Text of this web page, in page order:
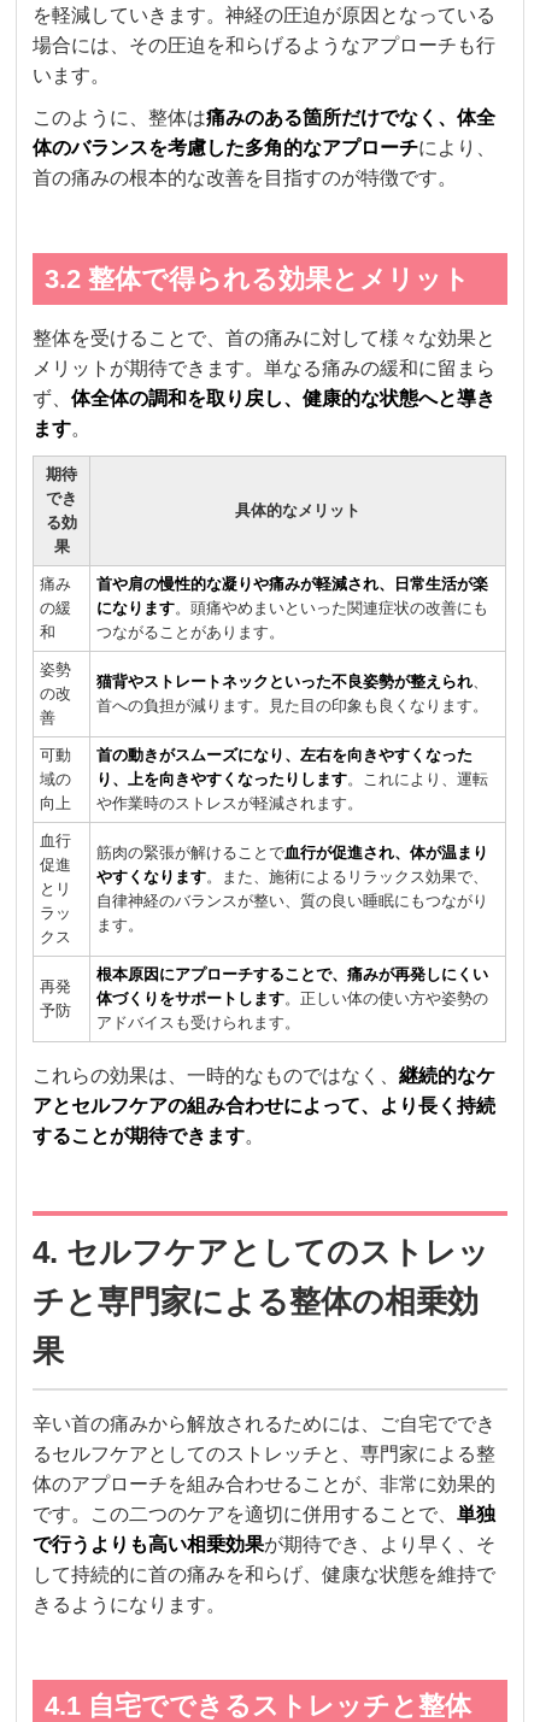
を軽減していきます。神経の圧迫が原因となっている
場合には、その圧迫を和らげるようなアプローチも行
います。
このように、整体は痛みのある箇所だけでなく、体全
体のバランスを考慮した多角的なアプローチにより、
首の痛みの根本的な改善を目指すのが特徴です。
3.2 整体で得られる効果とメリット
整体を受けることで、首の痛みに対して様々な効果と
メリットが期待できます。単なる痛みの緩和に留まら
ず、体全体の調和を取り戻し、健康的な状態へと導き
ます。
期待
でき
る効
果
具体的なメリット
痛み
の緩
和
首や肩の慢性的な凝りや痛みが軽減され、日常生活が楽
になります。頭痛やめまいといった関連症状の改善にも
つながることがあります。
姿勢
の改
善
猫背やストレートネックといった不良姿勢が整えられ
首への負担が減ります。見た目の印象も良くなります。
可動
域の
向上
首の動きがスムーズになり、左右を向きやすくなった
り、上を向きやすくなったりします。これにより、運転
や作業時のストレスが軽減されます。
血行
促進
とリ
ラッ
クス
筋肉の緊張が解けることで血行が促進され、体が温まり
やすくなります。また、施術によるリラックス効果で、
自律神経のバランスが整い、質の良い睡眠にもつながり
ます。
再発
予防
根本原因にアプローチすることで、痛みが再発しにくい
体づくりをサポートします。正しい体の使い方や姿勢の
アドバイスも受けられます。
これらの効果は、一時的なものではなく、継続的なケ
アとセルフケアの組み合わせによって、より長く持続
することが期待できます。
4. セルフケアとしてのストレッ
チと専門家による整体の相乗効
果
辛い首の痛みから解放されるためには、ご自宅ででき
るセルフケアとしてのストレッチと、専門家による整
体のアプローチを組み合わせることが、非常に効果的
です。この二つのケアを適切に併用することで、単独
で行うよりも高い相乗効果が期待でき、より早く、そ
して持続的に首の痛みを和らげ、健康な状態を維持で
きるようになります。
4.1 自宅でできるストレッチと整体